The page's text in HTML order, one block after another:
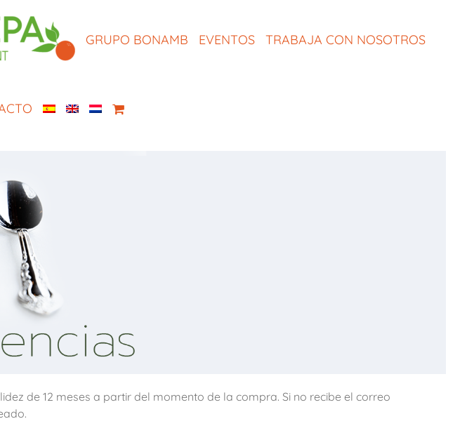
GRUPO BONAMB EVENTOS TRABAJA CON NOSOTROS
de 12 meses a partir del momento de la compra. Si no recibe el correo